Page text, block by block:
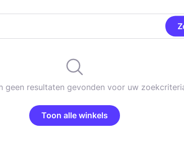
geen resultaten gevonden voor uw
Toon alle winkels